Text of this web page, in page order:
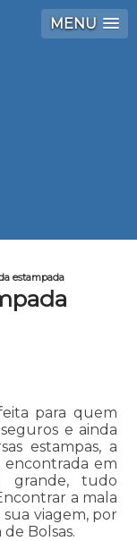
MENU
estampada
para quem
e ainda
estampas, a
encontrada em
grande, tudo
a mala
viagem, por
Bolsas.